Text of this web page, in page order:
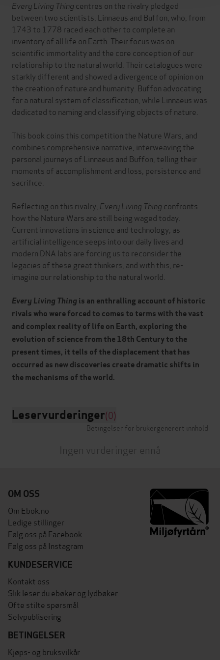
Every Living Thing centres on the rivalry pledged
between two scientists, Linnaeus and Buffon, who, from
1743 to 1778 raced each other to complete an
inventory of all life on Earth. Their focus was on
scientific immortality and the core conception of our
relationship to the natural world. Their catalogues were
starkly different and showed a divergence of opinion on
the creation of nature and humanity. Buffon advocating
for a natural system of classification, while Linnaeus was
dedicated to naming and classifying objects of nature.
This book coins this competition the Nature Wars, and
combines comprehensive narrative, interweaving the
personal journeys of Linnaeus and Buffon, telling their
moments of accomplishment and loss, persistence and
sacrifice.
Reflecting on this rivalry, Every Living Thing confronts
how the Nature Wars are still being waged today.
Current innovations in science and technology, as
artificial intelligence seeps into our daily lives and
modern DNA labs are forcing us to reconsider the
legacies of these great thinkers, and with this, re-
imagine our relationship to the natural world.
Every Living Thing is an enthralling account of historic
rivals who were forced to comes to terms with the vast
and complex reality of life on Earth, exploring the
evolution of science from the 18th Century to the
present times, it tells of the displacement that has
occurred as new discoveries create dramatic shifts in
the mechanisms of the world.
Leservurderinger(0)
Betingelser for brukergenerert innhold
Ingen vurderinger ennå
OM OSS
Om Ebok.no
Ledige stillinger
Følg oss på Facebook
Følg oss på Instagram
KUNDESERVICE
Kontakt oss
Slik leser du ebøker og lydbøker
Ofte stilte spørsmål
Selvpublisering
BETINGELSER
Kjøps- og bruksvilkår